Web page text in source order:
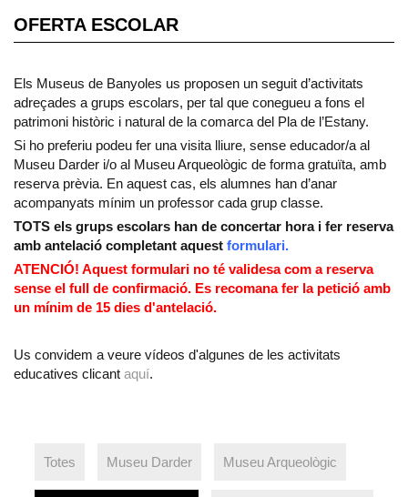
OFERTA ESCOLAR
Els Museus de Banyoles us proposen un seguit d’activitats
adreçades a grups escolars, per tal que conegueu a fons el
patrimoni històric i natural de la comarca del Pla de l’Estany.
Si ho preferiu podeu fer una visita lliure, sense educador/a al
Museu Darder i/o al Museu Arqueològic de forma gratuïta, amb
reserva prèvia. En aquest cas, els alumnes han d’anar
acompanyats mínim un professor cada grup classe.
TOTS els grups escolars han de concertar hora i fer reserva
amb antelació completant aquest formulari.
ATENCIÓ! Aquest formulari no té validesa com a reserva
sense el full de confirmació. Es recomana fer la petició amb
un mínim de 15 dies d'antelació.
Us convidem a veure vídeos d'algunes de les activitats
educatives clicant aquí.
Totes Museu Darder Museu Arqueològic